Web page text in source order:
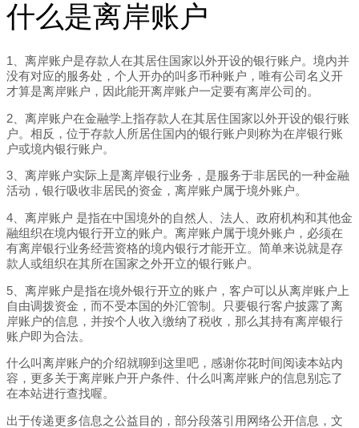
什么是离岸账户
1、离岸账户是存款人在其居住国家以外开设的银行账户。境内并
没有对应的服务处，个人开办的叫多币种账户，唯有公司名义开
才算是离岸账户，因此能开离岸账户一定要有离岸公司的。
2、离岸账户在金融学上指存款人在其居住国家以外开设的银行账
户。相反，位于存款人所居住国内的银行账户则称为在岸银行账
户或境内银行账户。
3、离岸账户实际上是离岸银行业务，是服务于非居民的一种金融
活动，银行吸收非居民的资金，离岸账户属于境外账户。
4、离岸账户 是指在中国境外的自然人、法人、政府机构和其他金
融组织在境内银行开立的账户。离岸账户属于境外账户，必须在
有离岸银行业务经营资格的境内银行才能开立。简单来说就是存
款人或组织在其所在国家之外开立的银行账户。
5、离岸账户是指在境外银行开立的账户，客户可以从离岸账户上
自由调拨资金，而不受本国的外汇管制。只要银行客户披露了离
岸账户的信息，并按个人收入缴纳了税收，那么其持有离岸银行
账户即为合法。
什么叫离岸账户的介绍就聊到这里吧，感谢你花时间阅读本站内
容，更多关于离岸账户开户条件、什么叫离岸账户的信息别忘了
在本站进行查找喔。
出于传递更多信息之公益目的，部分段落引用网络公开信息，文